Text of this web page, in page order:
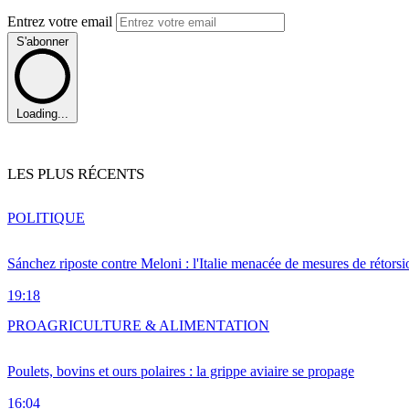
Entrez votre email
S'abonner
Loading...
LES PLUS RÉCENTS
Sánchez riposte contre Meloni : l'Italie menacée de mesures de
19:18
POLITIQUE
Poulets, bovins et ours polaires : la grippe aviaire se propage
16:04
PROAGRICULTURE & ALIMENTATION